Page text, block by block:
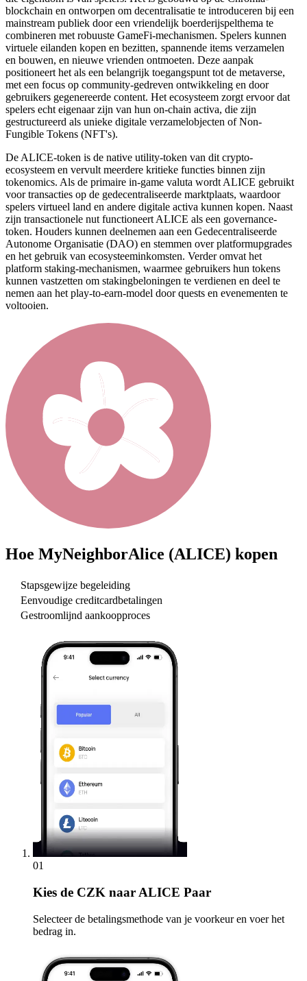
blockchain en ontworpen om decentralisatie te introduceren bij een
mainstream publiek door een vriendelijk boerderijspelthema te
combineren met robuuste GameFi-mechanismen. Spelers kunnen
virtuele eilanden kopen en bezitten, spannende items verzamelen
en bouwen, en nieuwe vrienden ontmoeten. Deze aanpak
positioneert het als een belangrijk toegangspunt tot de metaverse,
met een focus op community-gedreven ontwikkeling en door
gebruikers gegenereerde content. Het ecosysteem zorgt ervoor dat
spelers echt eigenaar zijn van hun on-chain activa, die zijn
gestructureerd als unieke digitale verzamelobjecten of Non-
Fungible Tokens (NFT's).
De ALICE-token is de native utility-token van dit crypto-
ecosysteem en vervult meerdere kritieke functies binnen zijn
tokenomics. Als de primaire in-game valuta wordt ALICE gebruikt
voor transacties op de gedecentraliseerde marktplaats, waardoor
spelers virtueel land en andere digitale activa kunnen kopen. Naast
zijn transactionele nut functioneert ALICE als een governance-
token. Houders kunnen deelnemen aan een Gedecentraliseerde
Autonome Organisatie (DAO) en stemmen over platformupgrades
en het gebruik van ecosysteeminkomsten. Verder omvat het
platform staking-mechanismen, waarmee gebruikers hun tokens
kunnen vastzetten om stakingbeloningen te verdienen en deel te
nemen aan het play-to-earn-model door quests en evenementen te
voltooien.
Hoe MyNeighborAlice (ALICE) kopen
Stapsgewijze begeleiding
Eenvoudige creditcardbetalingen
Gestroomlijnd aankoopproces
01
Kies de CZK naar ALICE Paar
Selecteer de betalingsmethode van je voorkeur en voer het
bedrag in.